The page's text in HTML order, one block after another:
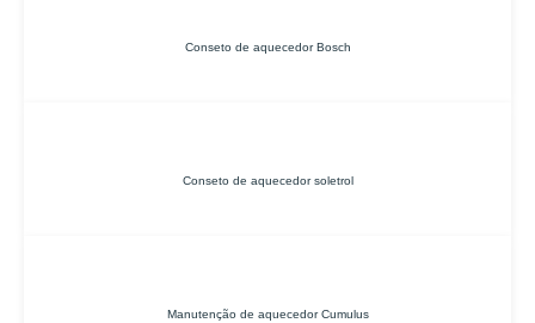
Conseto de aquecedor Bosch
Conseto de aquecedor soletrol
Manutenção de aquecedor Cumulus